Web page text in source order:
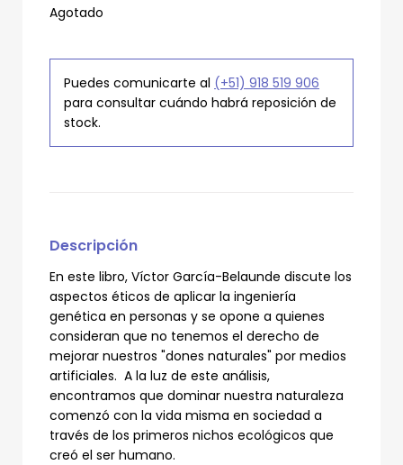
Agotado
Puedes comunicarte al (+51) 918 519 906
para consultar cuándo habrá reposición de
stock.
Descripción
En este libro, Víctor García-Belaunde discute los
aspectos éticos de aplicar la ingeniería
genética en personas y se opone a quienes
consideran que no tenemos el derecho de
mejorar nuestros "dones naturales" por medios
artificiales. A la luz de este análisis,
encontramos que dominar nuestra naturaleza
comenzó con la vida misma en sociedad a
través de los primeros nichos ecológicos que
creó el ser humano.